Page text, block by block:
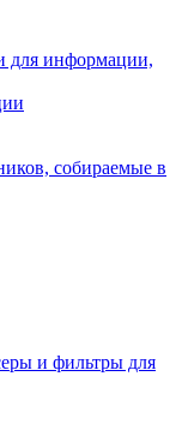
для информации,
собираемые в
и фильтры для